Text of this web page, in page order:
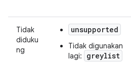
Tidak
diduku
ng
unsupported
Tidak digunakan
lagi:
greylist